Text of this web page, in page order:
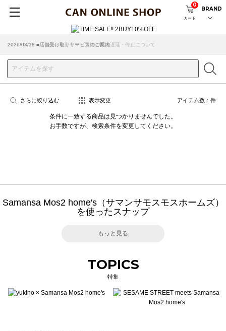
カート
0
BRAND
2026/07/29 ■【お知らせ】ヤマト運輸の配送遅延・停止について
2026/03/18 ■店舗受け取りサービスのご案内
さらに絞り込む 表示変更 アイテム数： 件
条件に一致する商品は見つかりませんでした。
お手数ですが、検索条件を変更してください。
Samansa Mos2 home's（サマンサモスモスホームズ）
を使ったスナップ
もっと見る
TOPICS
特集